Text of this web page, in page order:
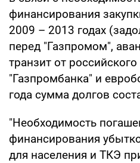
финансирования
2009 – 2013 годах
перед "Газпромом",
транзит от
"Газпромбанка" и
года сумма долгов
"Необходимость
финансирования
для населения и ТКЭ